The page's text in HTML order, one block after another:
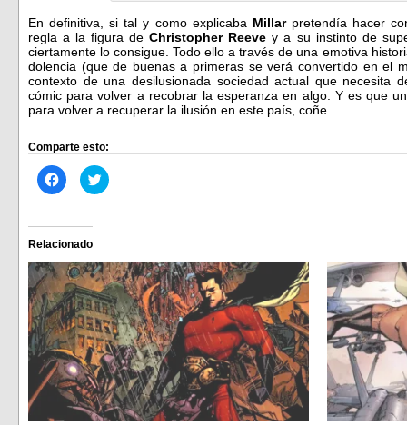
En definitiva, si tal y como explicaba Millarpretendía hacer
regla a la figura deChristopher Reeve y a su instinto de
ciertamente lo consigue. Todo ello a través de una emotiva
dolencia (que de buenas a primeras se verá convertido en el
contexto de una desilusionada sociedad actual que necesita
cómic para volver a recobrar la esperanza en algo. Y es que
para volver a recuperar la ilusión en este país, coñe…
Comparte esto:
Haz
clic
Facebook
(Se
abre
en
una
ventana
nueva)
Haz
clic
en
una
ventana
nueva)
Relacionado